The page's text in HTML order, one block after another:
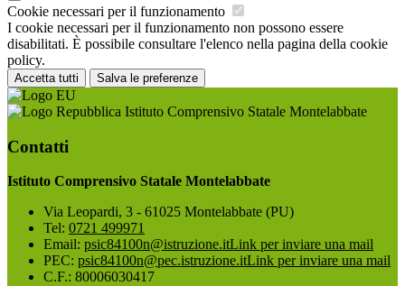
Cookie necessari per il funzionamento
I cookie necessari per il funzionamento non possono essere
disabilitati. È possibile consultare l'elenco nella pagina della cookie
policy.
Accetta tutti Salva le preferenze
Istituto Comprensivo Statale Montelabbate
Contatti
Istituto Comprensivo Statale Montelabbate
Via Leopardi, 3 - 61025 Montelabbate (PU)
Tel: 0721 499971
Email: psic84100n@istruzione.itLink per inviare una mail
PEC: psic84100n@pec.istruzione.itLink per inviare una mail
C.F.: 80006030417